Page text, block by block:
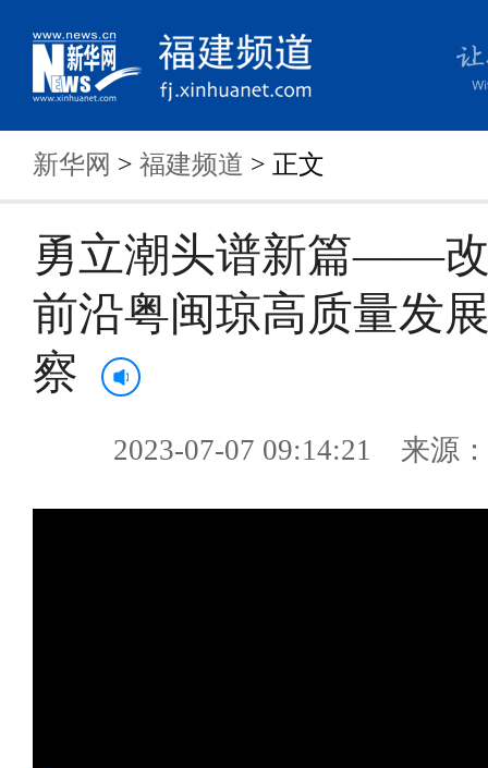
新华网 > 福建频道 > 正文
勇立潮头谱新篇——
前沿粤闽琼高质量发
察
2023-07-07 09:14:21 来源